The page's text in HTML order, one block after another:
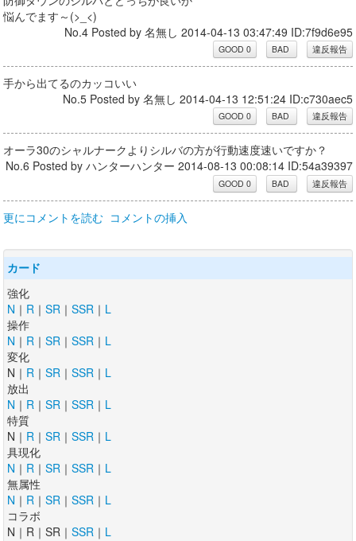
悩んでます～(>_<)
No.4 Posted by 名無し 2014-04-13 03:47:49 ID:7f9d6e95
手から出てるのカッコいい
No.5 Posted by 名無し 2014-04-13 12:51:24 ID:c730aec5
オーラ30のシャルナークよりシルバの方が行動速度速いですか？
No.6 Posted by ハンターハンター 2014-08-13 00:08:14 ID:54a39397
更にコメントを読む コメントの挿入
カード
強化
N ｜ R ｜ SR ｜ SSR ｜ L
操作
N ｜ R ｜ SR ｜ SSR ｜ L
変化
N｜ R ｜ SR ｜ SSR ｜ L
放出
N ｜ R ｜ SR ｜ SSR ｜ L
特質
N｜ R ｜ SR ｜ SSR ｜ L
具現化
N ｜ R ｜ SR ｜ SSR ｜ L
無属性
N ｜ R ｜ SR ｜ SSR ｜ L
コラボ
N｜R｜SR｜ SSR ｜ L